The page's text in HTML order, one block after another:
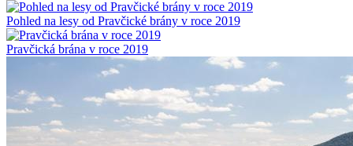
Pohled na lesy od Pravčické brány v roce 2019
Pravčická brána v roce 2019